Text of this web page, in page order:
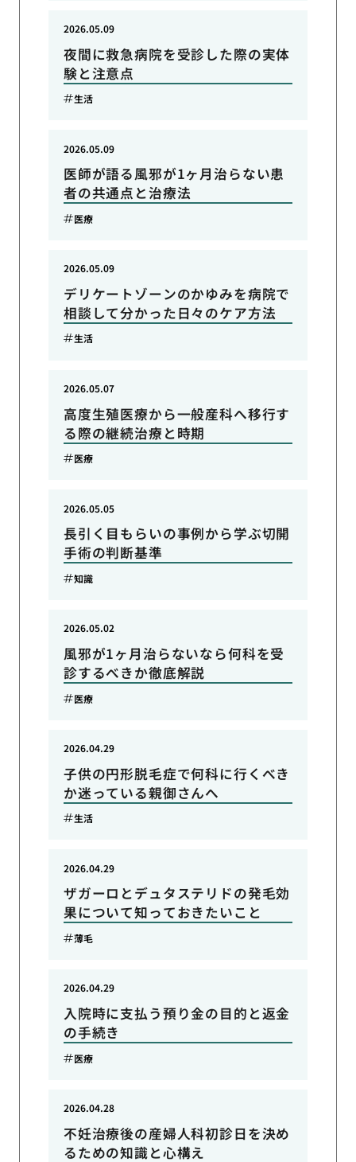
夜間に救急病院を受診した際の実体
験と注意点
2026.05.09
生活
医師が語る風邪が1ヶ月治らない患
者の共通点と治療法
2026.05.09
医療
デリケートゾーンのかゆみを病院で
相談して分かった日々のケア方法
2026.05.09
生活
高度生殖医療から一般産科へ移行す
る際の継続治療と時期
2026.05.07
医療
長引く目もらいの事例から学ぶ切開
手術の判断基準
2026.05.05
知識
風邪が1ヶ月治らないなら何科を受
診するべきか徹底解説
2026.05.02
医療
子供の円形脱毛症で何科に行くべき
か迷っている親御さんへ
2026.04.29
生活
ザガーロとデュタステリドの発毛効
果について知っておきたいこと
2026.04.29
薄毛
入院時に支払う預り金の目的と返金
の手続き
2026.04.29
医療
不妊治療後の産婦人科初診日を決め
るための知識と心構え
2026.04.28